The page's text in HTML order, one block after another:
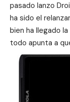
pasado lanzo
ha sido el
bien ha llegado
todo apunta a